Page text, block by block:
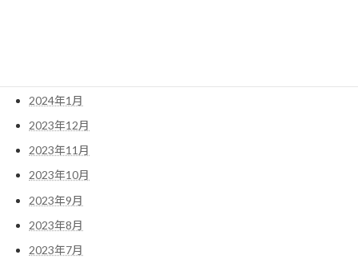
2024年1月
2023年12月
2023年11月
2023年10月
2023年9月
2023年8月
2023年7月